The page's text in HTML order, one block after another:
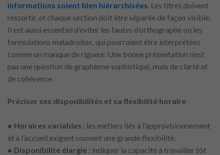
informations soient bien hiérarchisées. Les titres doivent
ressortir, et chaque section doit être séparée de façon visible.
Il est aussi essentiel d’éviter les fautes d’orthographe ou les
formulations maladroites, qui pourraient être interprétées
comme un manque de rigueur. Une bonne présentation n’est
pas une question de graphisme sophistiqué, mais de clarté et
de cohérence.
Préciser ses disponibilités et sa flexibilité horaire
● Horaires variables : les métiers liés à l’approvisionnement
et à l’accueil exigent souvent une grande flexibilité.
● Disponibilité élargie : indiquer la capacité à travailler tôt